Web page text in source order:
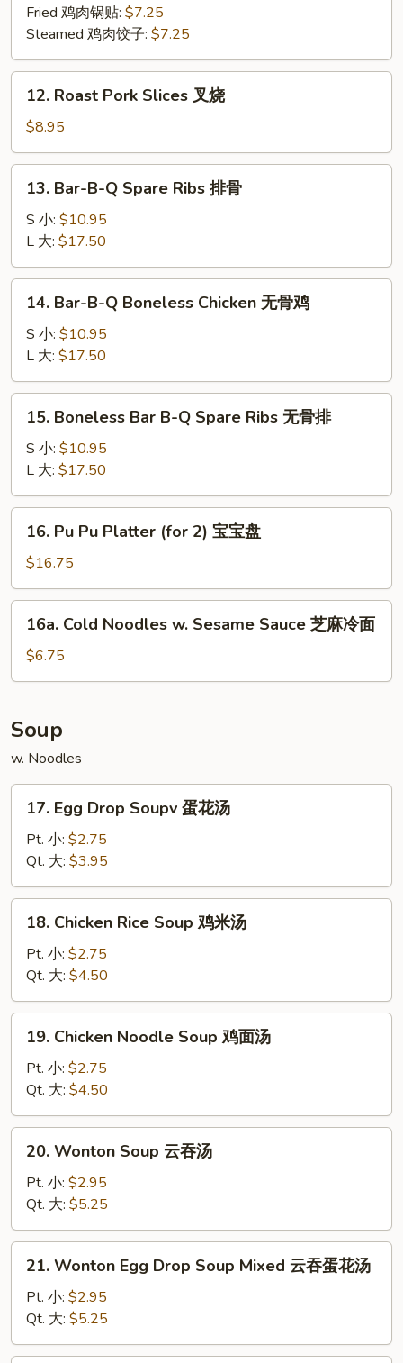
Dumpling
Fried 鸡肉锅贴: $7.25
Steamed 鸡肉饺子: $7.25
Roast
Pork
Slices
叉
12. Roast Pork Slices 叉烧
$8.95
Bar-
B-
Spare
Ribs
13. Bar-B-Q Spare Ribs 排骨
S 小: $10.95
L 大: $17.50
Bar-
B-
Boneless
Chicken
14. Bar-B-Q Boneless Chicken 无骨鸡
S 小: $10.95
L 大: $17.50
Boneless
Bar
Q
Spare
Ribs
排
15. Boneless Bar B-Q Spare Ribs 无骨排
S 小: $10.95
L 大: $17.50
Pu
Platter
(for
16. Pu Pu Platter (for 2) 宝宝盘
$16.75
Cold
Noodles
w.
Sauce
芝
麻
冷
16a. Cold Noodles w. Sesame Sauce 芝麻冷面
$6.75
Soup
w. Noodles
Egg
Drop
Soupv
蛋
花
17. Egg Drop Soupv 蛋花汤
Pt. 小: $2.75
Qt. 大: $3.95
Chicken
Rice
Soup
鸡
米
18. Chicken Rice Soup 鸡米汤
Pt. 小: $2.75
Qt. 大: $4.50
Chicken
Noodle
Soup
鸡
面
19. Chicken Noodle Soup 鸡面汤
Pt. 小: $2.75
Qt. 大: $4.50
Wonton
Soup
吞
汤
20. Wonton Soup 云吞汤
Pt. 小: $2.95
Qt. 大: $5.25
Wonton
Egg
Drop
Soup
21. Wonton Egg Drop Soup Mixed 云吞蛋花汤
Pt. 小: $2.95
Qt. 大: $5.25